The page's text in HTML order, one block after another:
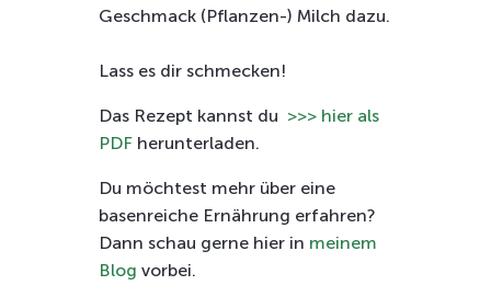
Geschmack (Pflanzen-) Milch dazu.
Lass es dir schmecken!
Das Rezept kannst du >>> hier als
PDFherunterladen.
Du möchtest mehr über eine
basenreiche Ernährung erfahren?
Dann schau gerne hier in meinem
Blog vorbei.